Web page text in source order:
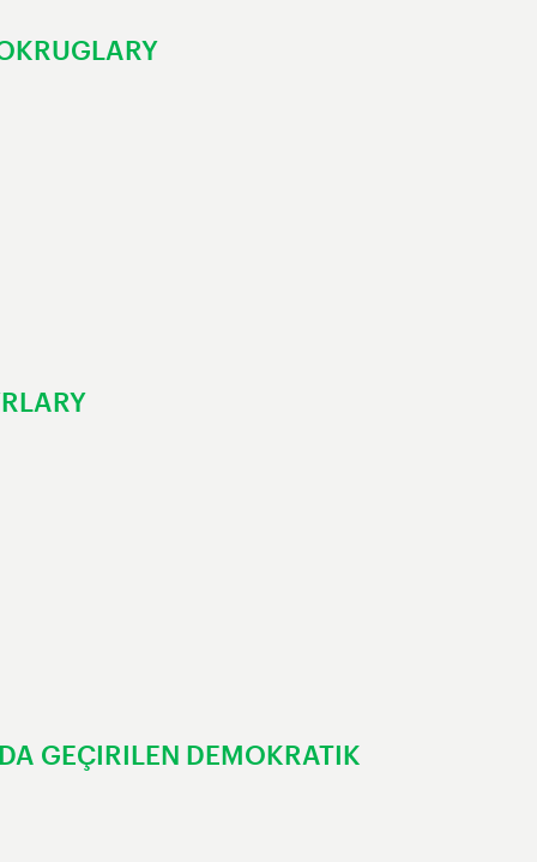
GEÇIRILEN DEMOKRATIK